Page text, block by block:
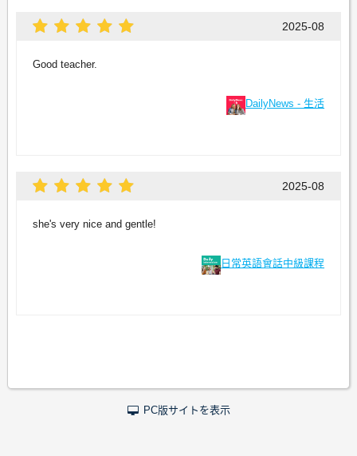
2025-08
Good teacher.
DailyNews - 生活
2025-08
she's very nice and gentle!
日常英語會話中級課程
PC版サイトを表示